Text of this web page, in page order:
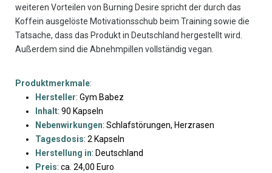
weiteren Vorteilen von Burning Desire spricht der durch das
Koffein ausgelöste Motivationsschub beim Training sowie die
Tatsache, dass das Produkt in Deutschland hergestellt wird.
Außerdem sind die Abnehmpillen vollständig vegan.
Produktmerkmale:
Hersteller: Gym Babez
Inhalt: 90 Kapseln
Nebenwirkungen: Schlafstörungen, Herzrasen
Tagesdosis: 2 Kapseln
Herstellung in: Deutschland
Preis: ca. 24,00 Euro